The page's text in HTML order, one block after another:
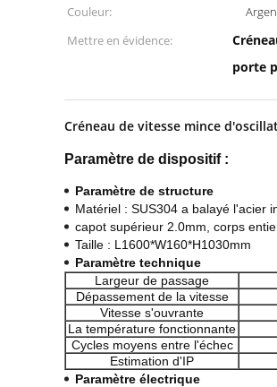
Couleur:
Mettre en évidence:
porte
Créneau de vitesse mince
Paramètre de dispositif :
Paramètre de structure
Matériel : SUS304 a balayé l'acier
capot supérieur 2.0mm, corps
Taille : L1600*W160*H1030mm
Paramètre technique
Largeur de passage
Dépassement de la vitesse
Vitesse s'ouvrante
La température fonctionnante
Cycles moyens entre l'échec
Estimation d'IP
Paramètre électrique